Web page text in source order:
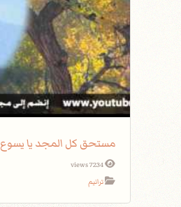
مستحق كل المجد يا يسوع
7234 views
ترانيم